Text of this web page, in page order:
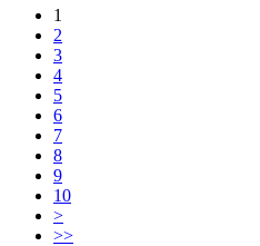
1
2
3
4
5
6
7
8
9
10
>
>>